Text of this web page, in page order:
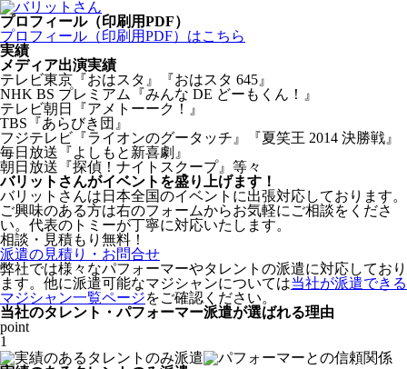
プロフィール（印刷用PDF）
プロフィール（印刷用PDF）はこちら
実績
メディア出演実績
テレビ東京『おはスタ』『おはスタ 645』
NHK BS プレミアム『みんな DE どーもくん！』
テレビ朝日『アメトーーク！』
TBS『あらびき団』
フジテレビ『ライオンのグータッチ』『夏笑王 2014 決勝戦』
毎日放送『よしもと新喜劇』
朝日放送『探偵！ナイトスクープ』等々
バリットさんがイベントを盛り上げます！
バリットさんは日本全国のイベントに出張対応しております。
ご興味のある方は右のフォームからお気軽にご相談をくださ
い。代表のトミーが丁寧に対応いたします。
相談・見積もり無料！
派遣の見積り・お問合せ
弊社では様々なパフォーマーやタレントの派遣に対応しており
ます。他に派遣可能なマジシャンについては当社が派遣できる
マジシャン一覧ページをご確認ください。
当社のタレント・パフォーマー派遣が選ばれる理由
point
1